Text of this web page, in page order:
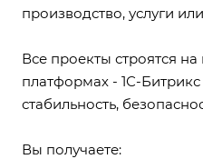
производство, услуги
Все проекты строятся
платформах - 1С-Битрикс
стабильность,
Вы получаете: